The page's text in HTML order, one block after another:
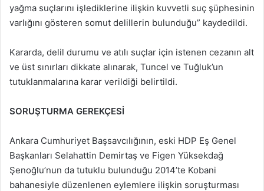
yağma suçlarını işlediklerine ilişkin kuvvetli suç şüphesinin
varlığını gösteren somut delillerin bulunduğu” kaydedildi.
Kararda, delil durumu ve atılı suçlar için istenen cezanın alt
ve üst sınırları dikkate alınarak, Tuncel ve Tuğluk’un
tutuklanmalarına karar verildiği belirtildi.
SORUŞTURMA GEREKÇESİ
Ankara Cumhuriyet Başsavcılığının, eski HDP Eş Genel
Başkanları Selahattin Demirtaş ve Figen Yüksekdağ
Şenoğlu’nun da tutuklu bulunduğu 2014’te Kobani
bahanesiyle düzenlenen eylemlere ilişkin soruşturması